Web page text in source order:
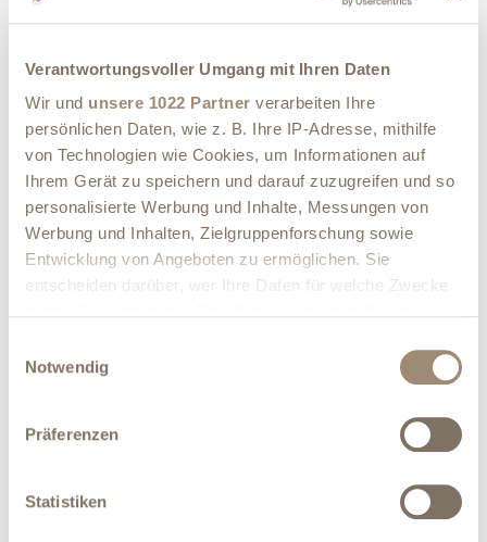
Verantwortungsvoller Umgang mit Ihren Daten
Wir und unsere 1022 Partner verarbeiten Ihre
persönlichen Daten, wie z. B. Ihre IP-Adresse, mithilfe
von Technologien wie Cookies, um Informationen auf
Ihrem Gerät zu speichern und darauf zuzugreifen und so
personalisierte Werbung und Inhalte, Messungen von
Werbung und Inhalten, Zielgruppenforschung sowie
Entwicklung von Angeboten zu ermöglichen. Sie
entscheiden darüber, wer Ihre Daten für welche Zwecke
Trigger Symbol ändern oder widerrufen
Informationen über Ihre geografische Lage
können
Notwendig
Präferenzen
Statistiken
Image gallery
DETAILS
Number of seats: 20
Number of tables:
List of Accepted payments:
RESTAURANT OPENING HOURS